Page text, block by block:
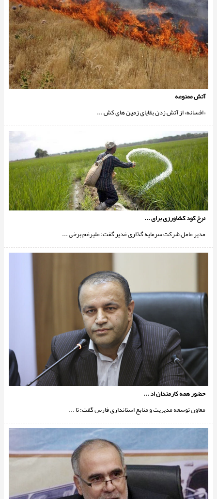
آتش ممنوعه
«افسانه» از آتش زدن بقاياى زمين هاى كش ...
نرخ کود کشاورزی برای ...
مدیر عامل شرکت سرمایه گذارى غدیر گفت: علیرغم برخی ...
حضور همه کارمندان اد ...
معاون توسعه مدیریت و منابع استانداری فارس گفت: تا ...